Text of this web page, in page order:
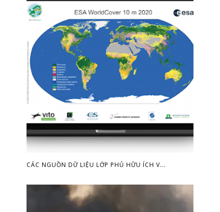
CÁC NGUỒN DỮ LIỆU LỚP PHỦ HỮU ÍCH V...